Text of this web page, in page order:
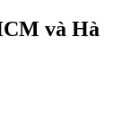
và Hà